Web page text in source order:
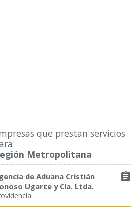
que prestan servicios
Metropolitana

de Aduana Cristián
Ugarte y Cía. Ltda.